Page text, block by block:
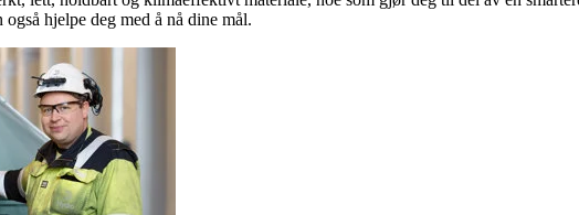
hjelpe deg med å nå dine mål.